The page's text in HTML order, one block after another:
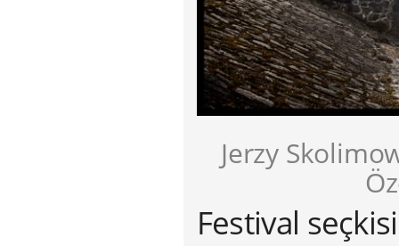
Jerzy
Festival